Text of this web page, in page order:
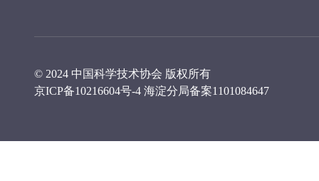
© 2024 中国科学技术协会 版权所有
京ICP备10216604号-4 海淀分局备案1101084647